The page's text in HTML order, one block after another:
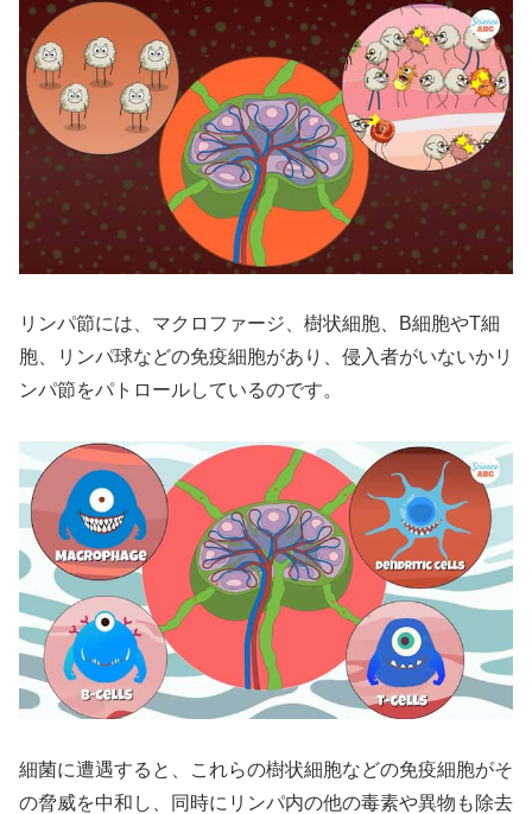
リンパ節には、マクロファージ、樹状細胞、B細胞やT細
胞、リンパ球などの免疫細胞があり、侵入者がいないかリ
ンパ節をパトロールしているのです。
細菌に遭遇すると、これらの樹状細胞などの免疫細胞がそ
の脅威を中和し、同時にリンパ内の他の毒素や異物も除去